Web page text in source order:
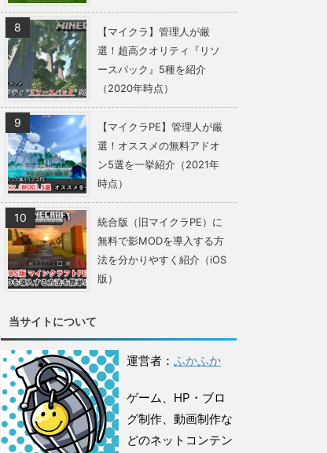
【マイクラ】管理人が厳
選！超高クオリティ『リソ
ースパック』5種を紹介
（2020年時点）
【マイクラPE】管理人が厳
選！オススメの無料アドオ
ン5選を一挙紹介（2021年
時点）
統合版（旧マイクラPE）に
無料で影MODを導入する方
法を分かりやすく紹介（iOS
版）
当サイトについて
運営者： ふかふか
ゲーム、HP・ブロ
グ制作、動画制作な
どのネットコンテン